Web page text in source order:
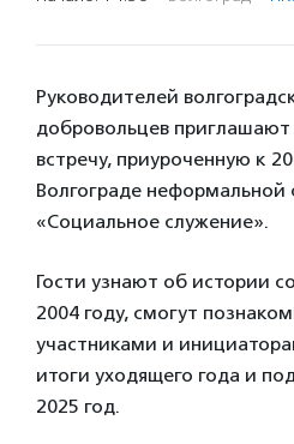
Руководителей
добровольцев
встречу, приуроченную к
Волгограде неформальной
«Социальное служение».
Гости узнают об истории
2004 году, смогут
участниками и
итоги уходящего года и
2025 год.